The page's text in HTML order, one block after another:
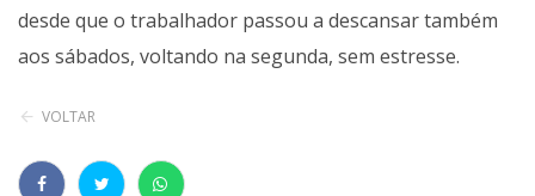
desde que o trabalhador passou a descansar também
aos sábados, voltando na segunda, sem estresse.
VOLTAR